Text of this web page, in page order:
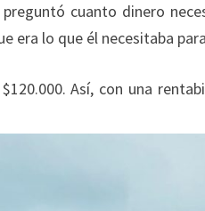
preguntó cuanto dinero
era lo que él necesitaba
Así, con una